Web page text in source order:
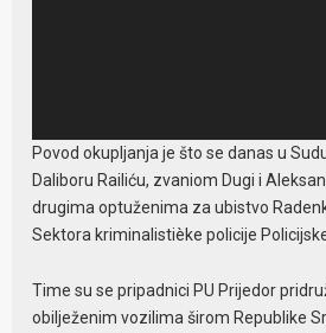
Povod okupljanja je što se danas u
Daliboru Railiću, zvaniom Dugi i
drugima optuženima za ubistvo
Sektora kriminalistièke policije
Time su se pripadnici PU Prijedor
obilježenim vozilima širom Republike